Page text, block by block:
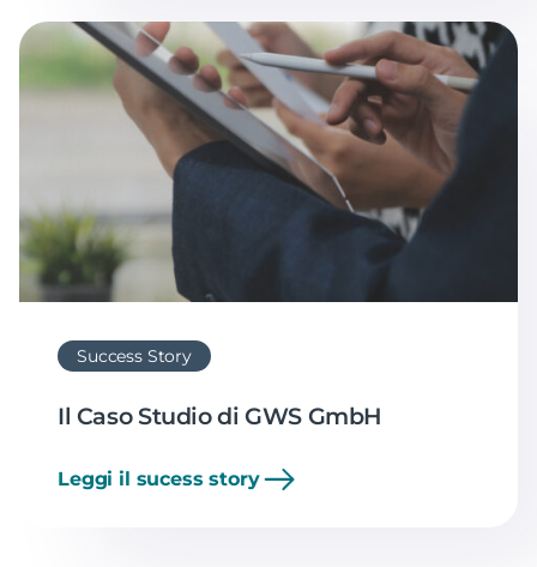
Success Story
Il Caso Studio di GWS GmbH
Leggi il sucess story